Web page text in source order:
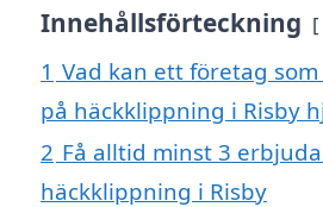
Innehållsförteckning
1 Vad kan ett företag
på häckklippning i Risby
2 Få alltid minst 3
häckklippning i Risby